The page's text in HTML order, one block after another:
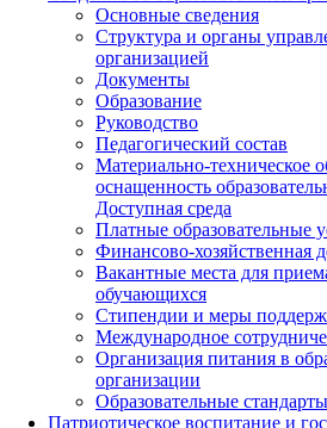
Основные сведения
Структура и органы
организацией
Документы
Образование
Руководство
Педагогический состав
Материально-техническое
оснащенность
Доступная среда
Платные образовательные
Финансово-хозяйственная
Вакантные места для
обучающихся
Стипендии и меры
Международное
Организация питания в
организации
Образовательные
Патриотическое воспитание и